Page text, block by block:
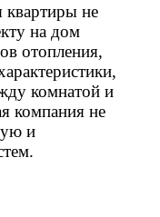
квартиры не
на дом
отопления,
комнатой и
компания не
и